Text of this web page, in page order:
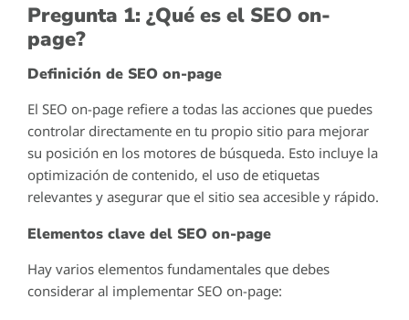
Pregunta 1: ¿Qué es el SEO on-
page?
Definición de SEO on-page
El SEO on-page refiere a todas las acciones que puedes
controlar directamente en tu propio sitio para mejorar
su posición en los motores de búsqueda. Esto incluye la
optimización de contenido, el uso de etiquetas
relevantes y asegurar que el sitio sea accesible y rápido.
Elementos clave del SEO on-page
Hay varios elementos fundamentales que debes
considerar al implementar SEO on-page: